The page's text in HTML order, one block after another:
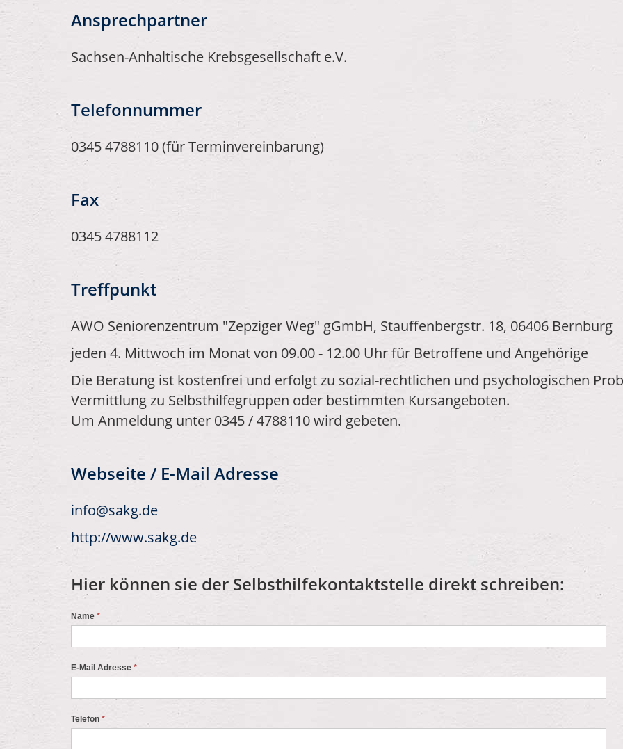
Ansprechpartner
Sachsen-Anhaltische Krebsgesellschaft e.V.
Telefonnummer
0345 4788110 (für Terminvereinbarung)
Fax
0345 4788112
Treffpunkt
AWO Seniorenzentrum "Zepziger Weg" gGmbH, Stauffenbergstr. 18, 06406 Bernburg
jeden 4. Mittwoch im Monat von 09.00 - 12.00 Uhr für Betroffene und Angehörige
Die Beratung ist kostenfrei und erfolgt zu sozial-rechtlichen und psychologischen
Vermittlung zu Selbsthilfegruppen oder bestimmten Kursangeboten.
Um Anmeldung unter 0345 / 4788110 wird gebeten.
Webseite / E-Mail Adresse
info@sakg.de
http://www.sakg.de
Hier können sie der Selbsthilfekontaktstelle direkt schreiben:
Name *
E-Mail Adresse *
Telefon *